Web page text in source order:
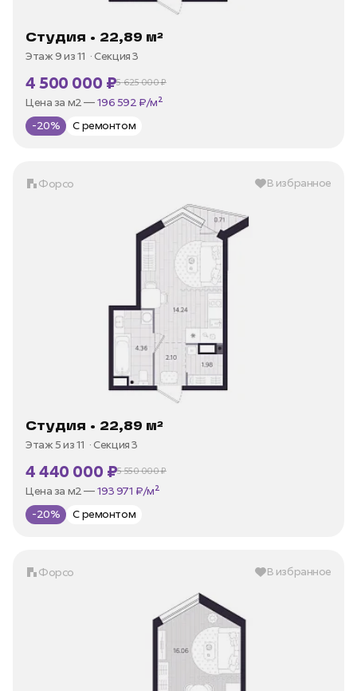
Студия • 22,89 м²
Этаж 9 из 11 Секция 3
4 500 000 ₽5 625 000 ₽
В ипотеку —от 21 584 ₽/мес
Цена за м2 —
-20% С ремонтом
Форсо В избранное
Студия • 22,89 м²
Этаж 5 из 11 Секция 3
4 440 000 ₽5 550 000 ₽
В ипотеку —от 21 296 ₽/мес
Цена за м2 —
-20% С ремонтом
Форсо В избранное